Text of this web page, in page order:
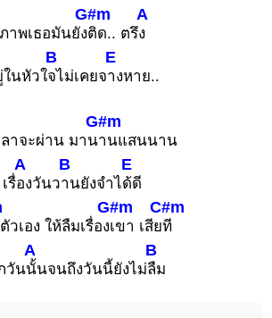
ภาพเธอมันยัง
G#m
ติด.. ตรึ
A
ง
ในหัวใ
B
จไม่เคยจ
E
างหาย..
ลาจะผ่าน มาน
G#m
านแสนนาน
เรื่
A
องวันว
B
านยังจำไ
E
ด้ดี
วเอง ให้ลืมเรื่อง
G#m
เขา เสีย
C#m
ที
วัน
A
นั้นจนถึงวันนี้ยังไม่
B
ลืม